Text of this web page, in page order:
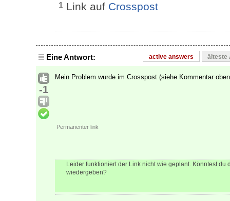
1 Link auf Crosspost
Eine Antwort: active answers älteste
-1
Mein Problem wurde im Crosspost (siehe Kommentar
Permanenter link
Leider funktioniert der Link nicht wie geplant. Könntest
wiedergeben?